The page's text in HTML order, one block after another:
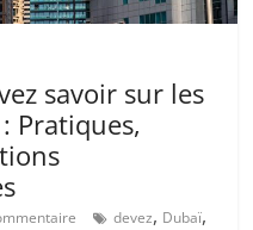
savoir sur les
Pratiques,
devez, Dubaï,